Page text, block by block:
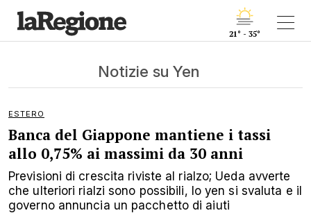
21° - 35°
Notizie su Yen
ESTERO
Banca del Giappone mantiene i tassi
allo 0,75% ai massimi da 30 anni
Previsioni di crescita riviste al rialzo; Ueda avverte
che ulteriori rialzi sono possibili, lo yen si svaluta e il
governo annuncia un pacchetto di aiuti